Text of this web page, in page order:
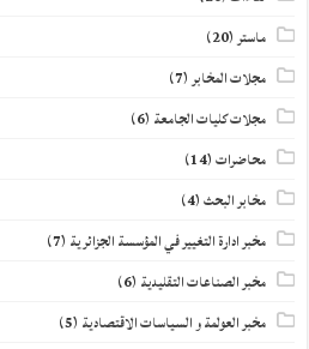
ماستر(20)
مجلات المخابر(7)
مجلات كليات الجامعة (6)
محاضرات(14)
مخابر البحث(4)
مخبر ادارة التغيير في المؤسسة الجزائرية (7)
مخبر الصناعات التقليدية (6)
مخبر العولمة و السياسات الاقتصادية (5)